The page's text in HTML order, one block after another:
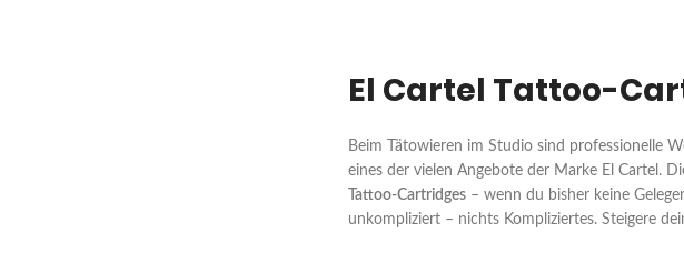
El Cartel Tattoo-
Beim Tätowieren im Studio sind professionelle
eines der vielen Angebote der Marke El Cartel.
Tattoo-Cartridges– wenn du bisher keine
unkompliziert – nichts Kompliziertes. Steigere